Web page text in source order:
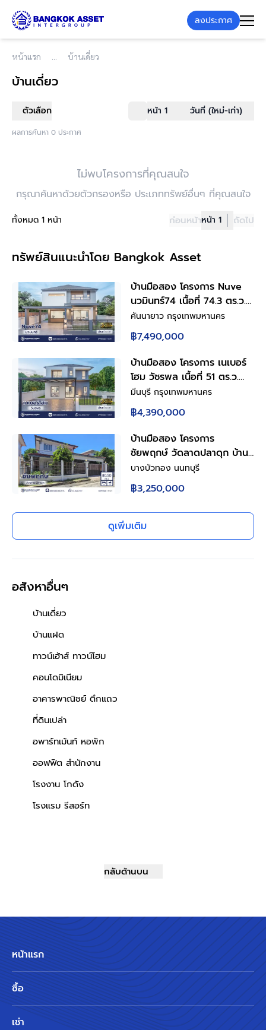
ลงประกาศ
หน้าแรก บ้านเดี่ยว
บ้านเดี่ยว
ตัวเลือก หน้า 1 วันที่ (ใหม่-เก่า)
ผลการค้นหา 0 ประกาศ
ไม่พบโครงการที่คุณสนใจ
กรุณาค้นหาด้วยตัวกรองหรือ ประเภททรัพย์อื่นๆ ที่คุณสนใจ
ทั้งหมด 1 หน้า ก่อนหน้าหน้า 1 ถัดไป
ทรัพย์สินแนะนำโดย Bangkok Asset
บ้านมือสอง โครงการ Nuve
นวมินทร์74 เนื้อที่ 74.3 ตร.ว.
ฟังก์ชัน 5 ห้องนอน 4 ห้องน้ำ
2 ที่จอดรถ มีห้องนอนชั้นล่าง
ดีไซน์โดดเด่น บนทำเล
ศักยภาพ เดินทางสะดวกเชื่อม
ต่อถนนเกษตร-นวมินทร์ ถนน
รามอินทรา ถนนเสรีไทย ใกล้
ห้างสรรพสินค้า Central
EastVille และจุดขึ้นทางด่วน
คันนายาว กรุงเทพมหานคร
฿7,490,000
บ้านมือสอง โครงการ เนเบอร์
โฮม วัชรพล เนื้อที่ 51 ตร.ว.
พื้นที่ใช้สอย 157.58 ตร.ม.
ฟังก์ชัน 4 ห้องนอน 2 ห้องน้ำ
2 ที่จอดรถ บนทำเลศักยภาพ
เดินทางสะดวกเชื่อมต่อถนน
สุขาภิบาล5 ถนนวัชรพล ถนน
รามอินทรา ใกล้ห้างสรรพสินค้า
Fashion Island และจุดขึ้น
ทางด่วน "ฉลองรัช"
มีนบุรี กรุงเทพมหานคร
฿4,390,000
บ้านมือสอง โครงการ
ชัยพฤกษ์ วัดลาดปลาดุก บ้าน
เดี่ยว 2 ชั้น 4 ห้องนอน 2
ห้องน้ำ จอดรถ 3 คัน เนื้อที่ 53
ตร.ว. ใช้สอย 120 ตร.ม. มีห้อง
นอนชั้นล่าง ครัวพร้อม
เคาน์เตอร์ หลังคาโรงรถ ทำเล
บางบัวทอง นนทบุรี ติดถนนวัด
บางบัวทอง นนทบุรี
฿3,250,000
ดูเพิ่มเติม
อสังหาอื่นๆ
บ้านเดี่ยว
บ้านแฝด
ทาวน์เฮ้าส์ ทาวน์โฮม
คอนโดมิเนียม
อาคารพาณิชย์ ตึกแถว
ที่ดินเปล่า
อพาร์ทเม้นท์ หอพัก
ออฟฟิต สำนักงาน
โรงงาน โกดัง
โรงแรม รีสอร์ท
กลับด้านบน
หน้าแรก
ซื้อ
เช่า